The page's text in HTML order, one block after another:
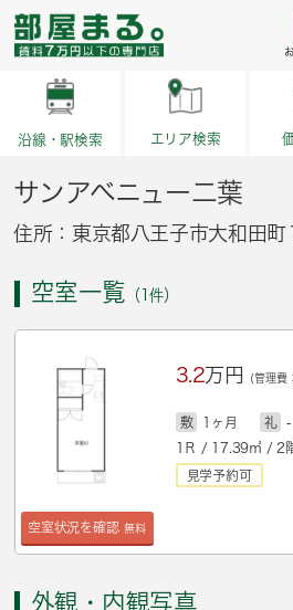
沿線・駅検索 エリア検索
サンアベニュー二葉
住所：東京都八王子市大和田
空室一覧 （1件）
空室状況を確認 無料
3.2万円 (管理費
敷 1ヶ月 礼
-
1Ｒ / 17.39㎡ / 2
見学予約可
外観・内観写真